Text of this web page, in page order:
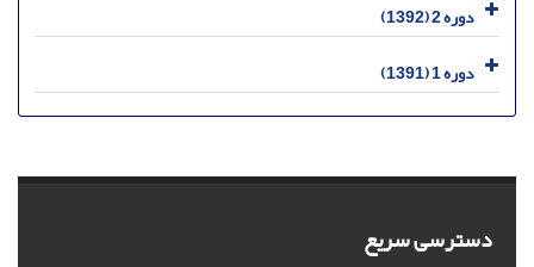
دوره 2 (1392)
دوره 1 (1391)
دسترسی سریع